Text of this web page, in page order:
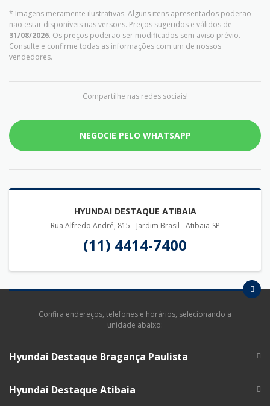
* Imagens meramente ilustrativas. Alguns itens apresentados poderão
não estar disponíveis nas versões. Preços sugeridos e válidos de
31/08/2026. Os preços poderão ser modificados sem aviso prévio.
Consulte e confirme todas as informações com um de nossos
vendedores.
Compartilhe nas redes sociais!
NEGOCIE PELO WHATSAPP
HYUNDAI DESTAQUE ATIBAIA
Rua Alfredo André, 815 - Jardim Brasil - Atibaia-SP
(11) 4414-7400
Confira endereços, telefones e horários, selecionando a
unidade abaixo:
Hyundai Destaque Bragança Paulista
Hyundai Destaque Atibaia